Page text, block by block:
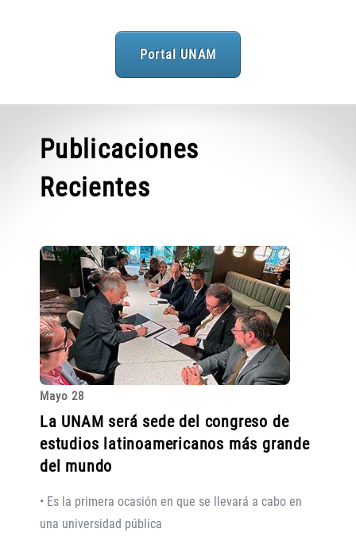
Portal UNAM
Publicaciones
Recientes
Mayo 28
La UNAM será sede del congreso de
estudios latinoamericanos más grande
del mundo
• Es la primera ocasión en que se llevará a cabo en
una universidad pública